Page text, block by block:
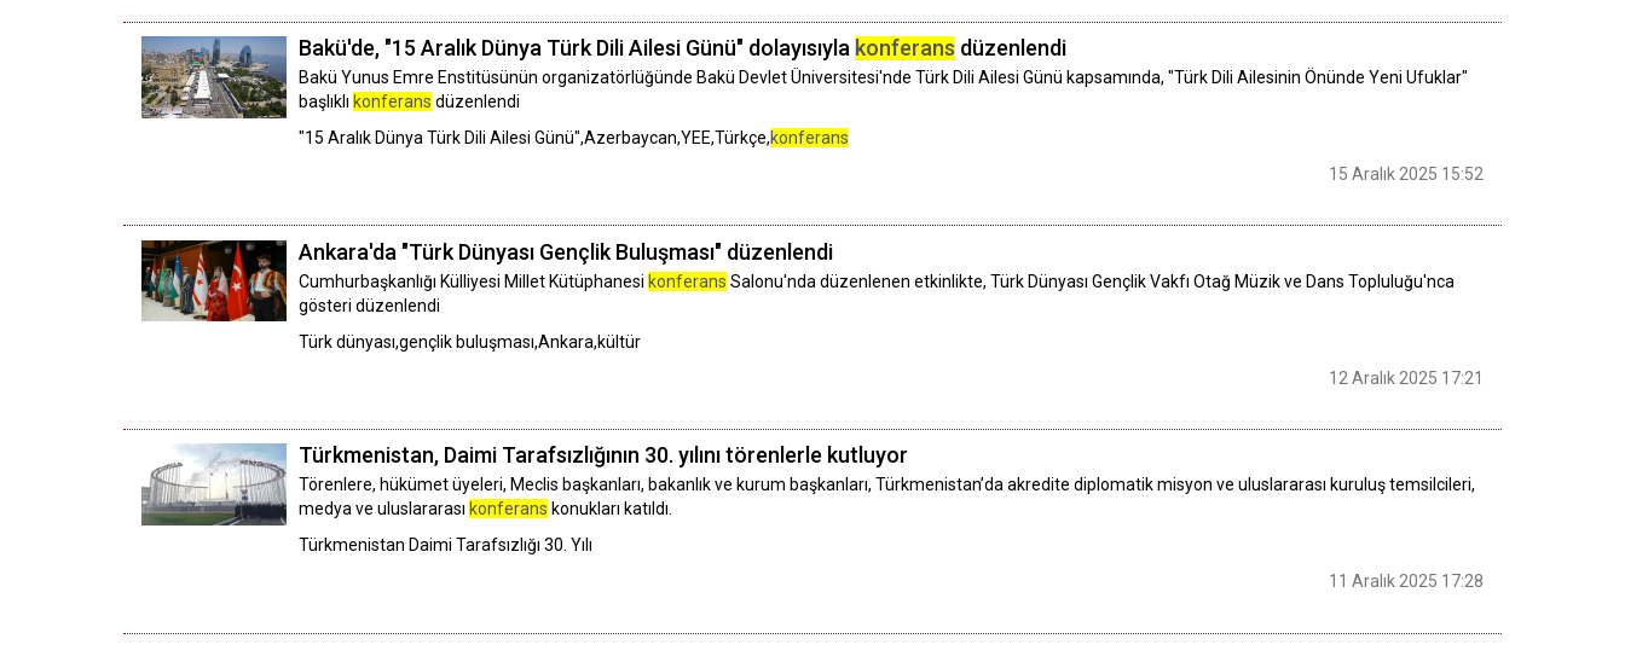
Bakü'de, "15 Aralık Dünya Türk Dili Ailesi Günü" dolayısıyla konferans düzenlendi
Bakü Yunus Emre Enstitüsünün organizatörlüğünde Bakü Devlet Üniversitesi'nde Türk Dili Ailesi Günü kapsamında, "Türk Dili Ailesinin Önünde Yeni Ufuklar"
başlıklı konferans düzenlendi
"15 Aralık Dünya Türk Dili Ailesi Günü",Azerbaycan,YEE,Türkçe,konferans
15 Aralık 2025 15:52
Ankara'da "Türk Dünyası Gençlik Buluşması" düzenlendi
Cumhurbaşkanlığı Külliyesi Millet Kütüphanesi konferans Salonu'nda düzenlenen etkinlikte, Türk Dünyası Gençlik Vakfı Otağ Müzik ve Dans Topluluğu'nca
gösteri düzenlendi
Türk dünyası,gençlik buluşması,Ankara,kültür
12 Aralık 2025 17:21
Türkmenistan, Daimi Tarafsızlığının 30. yılını törenlerle kutluyor
Törenlere, hükümet üyeleri, Meclis başkanları, bakanlık ve kurum başkanları, Türkmenistan’da akredite diplomatik misyon ve uluslararası kuruluş temsilcileri,
medya ve uluslararası konferans konukları katıldı.
Türkmenistan Daimi Tarafsızlığı 30. Yılı
11 Aralık 2025 17:28